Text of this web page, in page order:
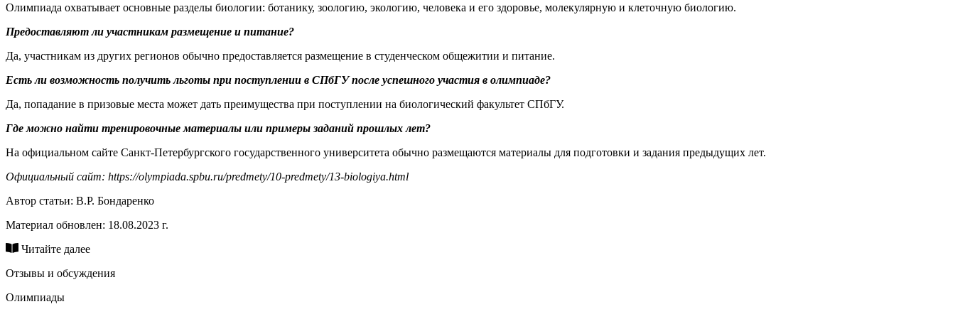
Олимпиада охватывает основные разделы биологии: ботанику, зоологию, экологию, человека и его здоровье, молекулярную и клеточную биологию.
Предоставляют ли участникам размещение и питание?
Да, участникам из других регионов обычно предоставляется размещение в студенческом общежитии и питание.
Есть ли возможность получить льготы при поступлении в СПбГУ после успешного участия в олимпиаде?
Да, попадание в призовые места может дать преимущества при поступлении на биологический факультет СПбГУ.
Где можно найти тренировочные материалы или примеры заданий прошлых лет?
На официальном сайте Санкт-Петербургского государственного университета обычно размещаются материалы для подготовки и задания предыдущих лет.
Официальный сайт: https://olympiada.spbu.ru/predmety/10-predmety/13-biologiya.html
Автор статьи: В.Р. Бондаренко
Материал обновлен: 18.08.2023 г.
Читайте далее
Отзывы и обсуждения
Олимпиады